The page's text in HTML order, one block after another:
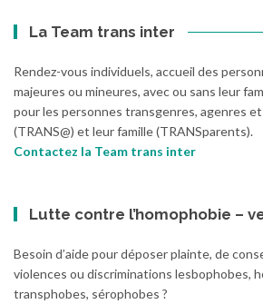
La Team trans inter
Rendez-vous individuels, accueil des
majeures ou mineures, avec ou sans leur
pour les personnes transgenres, agenres
(TRANS@) et leur famille (TRANSparents).
Contactez la Team trans inter
Lutte contre l’homophobie –
Besoin d’aide pour déposer plainte, de
violences ou discriminations lesbophobes,
transphobes, sérophobes ?